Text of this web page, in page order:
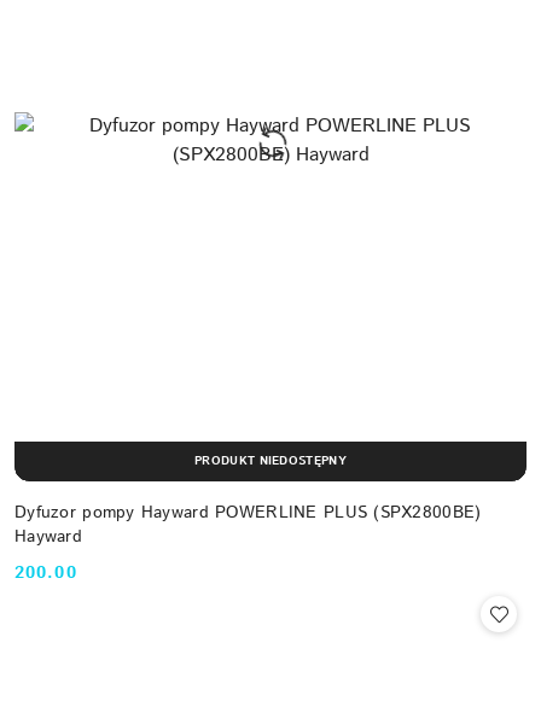
Dyfuzor pompy Hayward POWERLINE PLUS (SPX2800BE)
Hayward
Cena:
200.00
PRODUKT NIEDOSTĘPNY